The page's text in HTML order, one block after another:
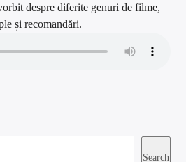
despre diferite genuri de filme,
și recomandări.
Search